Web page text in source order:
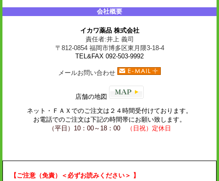
会社概要
イカワ薬品 株式会社
責任者:井上 義司
〒812-0854 福岡市博多区東月隈3-18-4
TEL&FAX 092-503-9992
メールお問い合わせ
店舗の地図
ネット・ ＦＡＸ でのご注文は２４時間受付けております。
お電話でのご注文は下記の時間帯にお願い致します。
（平日）10：00～18：00
（日祝）定休日
【ご注意（免責）＜必ずお読みください＞ 】